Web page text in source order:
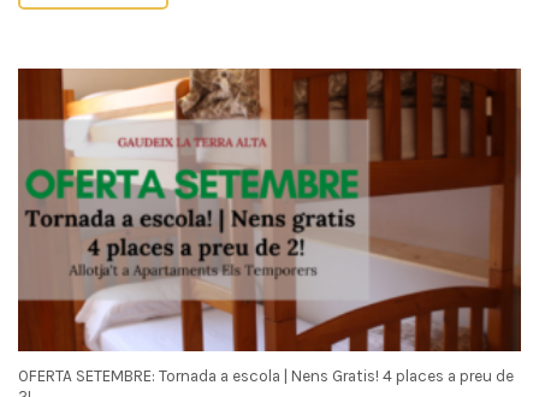
OFERTA SETEMBRE: Tornada a escola | Nens Gratis! 4 places a preu de
2!
Aprofita l’Oferta de Setembre que t’oferim des d’Apartaments
Els Temporers i aconsegueix la teva estada [...]
VEURE PROPOSTA